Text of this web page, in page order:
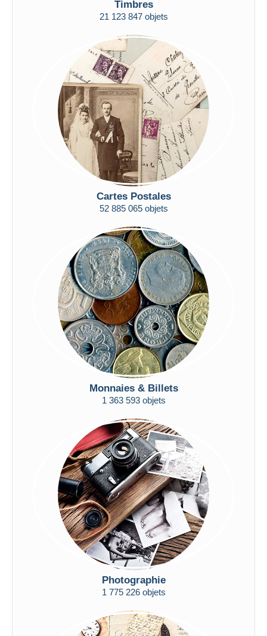
Uniquement en réduction
Livraison gratuite
Méthodes de paiement
Virement bancaire
Visa
Mastercard
Bancontact
iDeal
Maestro
Résidence du vendeur
Appliquer
Timbres
21 123 847 objets
Cartes Postales
52 885 065 objets
Monnaies & Billets
1 363 593 objets
Photographie
1 775 226 objets